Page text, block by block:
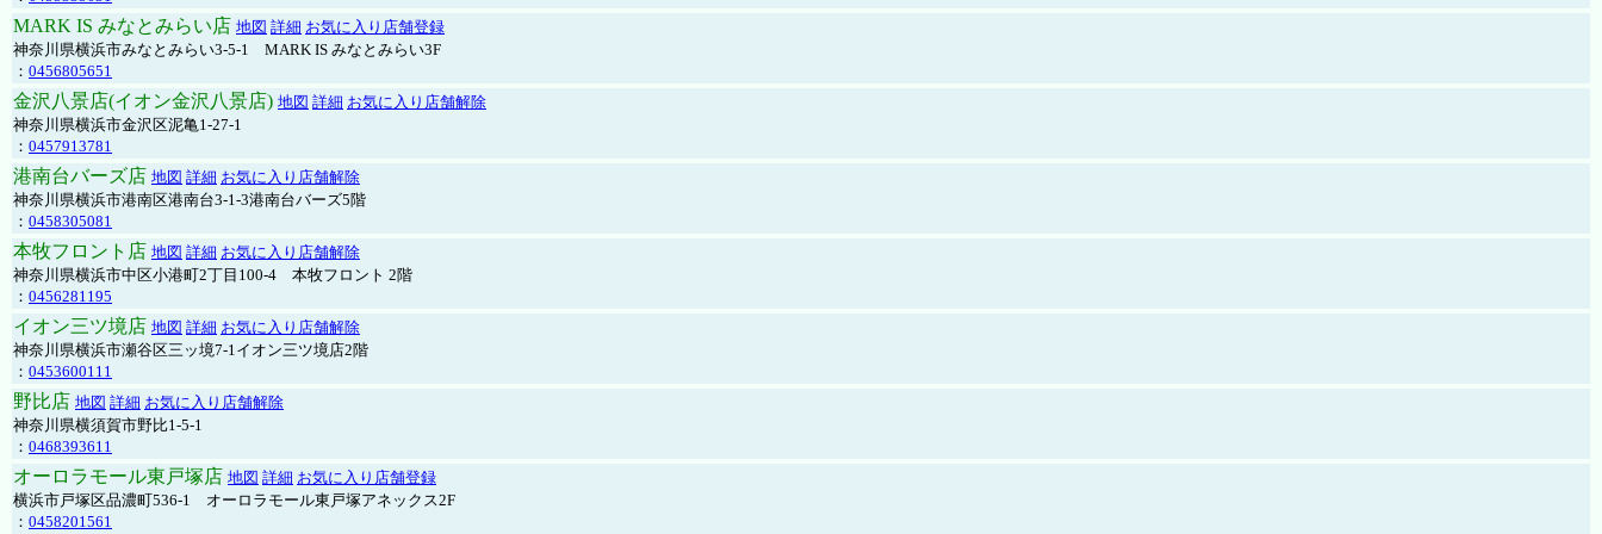
MARK IS みなとみらい店 地図 詳細 お気に入り店舗登録
神奈川県横浜市みなとみらい3-5-1 MARK IS みなとみらい3F
： 0456805651
金沢八景店(イオン金沢八景店) 地図 詳細 お気に入り店舗解除
神奈川県横浜市金沢区泥亀1-27-1
： 0457913781
港南台バーズ店 地図 詳細 お気に入り店舗解除
神奈川県横浜市港南区港南台3-1-3港南台バーズ5階
： 0458305081
本牧フロント店 地図 詳細 お気に入り店舗解除
神奈川県横浜市中区小港町2丁目100-4 本牧フロント 2階
： 0456281195
イオン三ツ境店 地図 詳細 お気に入り店舗解除
神奈川県横浜市瀬谷区三ッ境7-1イオン三ツ境店2階
： 0453600111
野比店 地図 詳細 お気に入り店舗解除
神奈川県横須賀市野比1-5-1
： 0468393611
オーロラモール東戸塚店 地図 詳細 お気に入り店舗登録
横浜市戸塚区品濃町536-1 オーロラモール東戸塚アネックス2F
： 0458201561